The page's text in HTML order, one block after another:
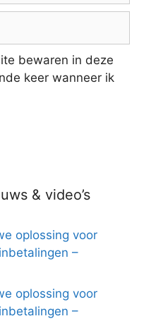
bewaren in deze
keer wanneer ik
& video’s
oplossing voor
–
oplossing voor
–